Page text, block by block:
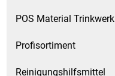
POS Material Trinkwerk
Profisortiment
Reinigungshilfsmittel